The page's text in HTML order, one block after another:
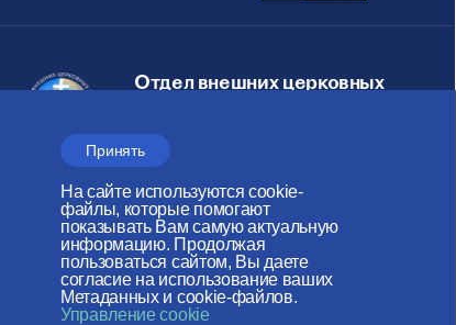
Принять
На сайте используются cookie-
файлы, которые помогают
показывать Вам самую актуальную
информацию. Продолжая
пользоваться сайтом, Вы даете
согласие на использование ваших
Метаданных и cookie-файлов.
Управление cookie
Отдел внешних церковных
МОСКОВСКОГО ПАТРИАРХАТА
Сайт действует при
поддержке
Российского фонда мира
Веб-сайт создан при содействии